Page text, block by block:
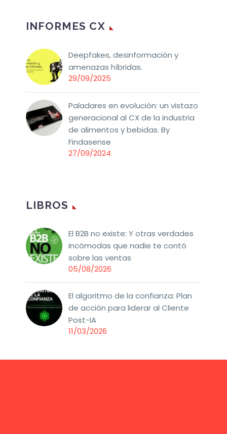
INFORMES CX
Deepfakes, desinformación y
amenazas híbridas.
29/09/2025
Paladares en evolución: un vistazo
generacional al CX de la industria
de alimentos y bebidas. By
Findasense
27/09/2024
LIBROS
El B2B no existe: Y otras verdades
incómodas que nadie te contó
sobre las ventas
05/08/2026
El algoritmo de la confianza: Plan
de acción para liderar al Cliente
Post-IA
11/03/2026